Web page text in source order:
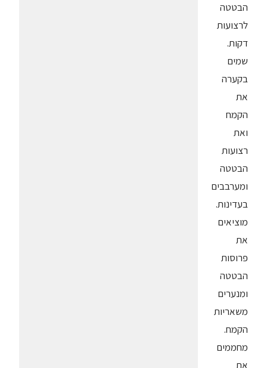
הבטטה
לרצועות
דקות.
שמים
בקערה
את
הקמח
ואת
רצועות
הבטטה
ומערבבים
בעדינות.
מוציאים
את
פרוסות
הבטטה
ומנערים
משאריות
הקמח.
מחממים
את